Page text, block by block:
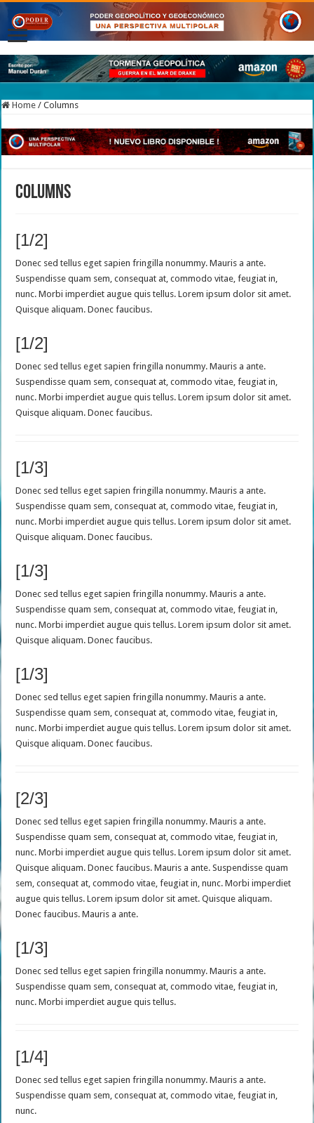
Home / Columns
Columns
[1/2]
Donec sed tellus eget sapien fringilla nonummy. Mauris a ante.
Suspendisse quam sem, consequat at, commodo vitae, feugiat in,
nunc. Morbi imperdiet augue quis tellus. Lorem ipsum dolor sit amet.
Quisque aliquam. Donec faucibus.
[1/2]
Donec sed tellus eget sapien fringilla nonummy. Mauris a ante.
Suspendisse quam sem, consequat at, commodo vitae, feugiat in,
nunc. Morbi imperdiet augue quis tellus. Lorem ipsum dolor sit amet.
Quisque aliquam. Donec faucibus.
[1/3]
Donec sed tellus eget sapien fringilla nonummy. Mauris a ante.
Suspendisse quam sem, consequat at, commodo vitae, feugiat in,
nunc. Morbi imperdiet augue quis tellus. Lorem ipsum dolor sit amet.
Quisque aliquam. Donec faucibus.
[1/3]
Donec sed tellus eget sapien fringilla nonummy. Mauris a ante.
Suspendisse quam sem, consequat at, commodo vitae, feugiat in,
nunc. Morbi imperdiet augue quis tellus. Lorem ipsum dolor sit amet.
Quisque aliquam. Donec faucibus.
[1/3]
Donec sed tellus eget sapien fringilla nonummy. Mauris a ante.
Suspendisse quam sem, consequat at, commodo vitae, feugiat in,
nunc. Morbi imperdiet augue quis tellus. Lorem ipsum dolor sit amet.
Quisque aliquam. Donec faucibus.
[2/3]
Donec sed tellus eget sapien fringilla nonummy. Mauris a ante.
Suspendisse quam sem, consequat at, commodo vitae, feugiat in,
nunc. Morbi imperdiet augue quis tellus. Lorem ipsum dolor sit amet.
Quisque aliquam. Donec faucibus. Mauris a ante. Suspendisse quam
sem, consequat at, commodo vitae, feugiat in, nunc. Morbi imperdiet
augue quis tellus. Lorem ipsum dolor sit amet. Quisque aliquam.
Donec faucibus. Mauris a ante.
[1/3]
Donec sed tellus eget sapien fringilla nonummy. Mauris a ante.
Suspendisse quam sem, consequat at, commodo vitae, feugiat in,
nunc. Morbi imperdiet augue quis tellus.
[1/4]
Donec sed tellus eget sapien fringilla nonummy. Mauris a ante.
Suspendisse quam sem, consequat at, commodo vitae, feugiat in,
nunc.